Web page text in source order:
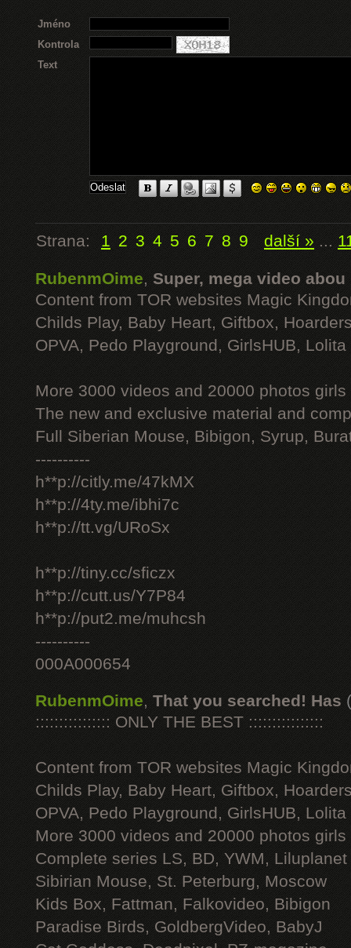
Jméno
Kontrola
Text
Strana: 1 2 3 4 5 6 7 8 9 další » ...
RubenmOime, Super, mega video abou
Content from TOR websites Magic
Childs Play, Baby Heart, Giftbox,
OPVA, Pedo Playground, GirlsHUB, Lolita
More 3000 videos and 20000 photos
The new and exclusive material and
Full Siberian Mouse, Bibigon, Syrup,
----------
h**p://citly.me/47kMX
h**p://4ty.me/ibhi7c
h**p://tt.vg/URoSx
h**p://tiny.cc/sficzx
h**p://cutt.us/Y7P84
h**p://put2.me/muhcsh
----------
000A000654
RubenmOime, That you searched! Has
:::::::::::::::: ONLY THE BEST ::::::::::::::::
Content from TOR websites Magic
Childs Play, Baby Heart, Giftbox,
OPVA, Pedo Playground, GirlsHUB, Lolita
More 3000 videos and 20000 photos
Complete series LS, BD, YWM, Liluplanet
Sibirian Mouse, St. Peterburg, Moscow
Kids Box, Fattman, Falkovideo, Bibigon
Paradise Birds, GoldbergVideo, BabyJ